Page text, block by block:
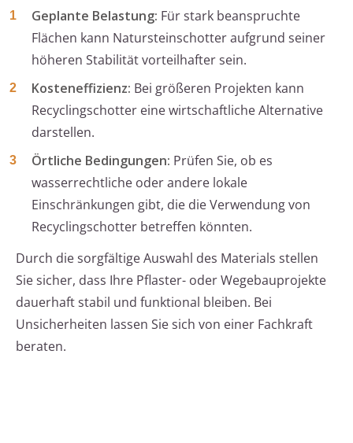
Geplante Belastung: Für stark beanspruchte
Flächen kann Natursteinschotter aufgrund seiner
höheren Stabilität vorteilhafter sein.
Kosteneffizienz: Bei größeren Projekten kann
Recyclingschotter eine wirtschaftliche Alternative
darstellen.
Örtliche Bedingungen: Prüfen Sie, ob es
wasserrechtliche oder andere lokale
Einschränkungen gibt, die die Verwendung von
Recyclingschotter betreffen könnten.
Durch die sorgfältige Auswahl des Materials stellen
Sie sicher, dass Ihre Pflaster- oder Wegebauprojekte
dauerhaft stabil und funktional bleiben. Bei
Unsicherheiten lassen Sie sich von einer Fachkraft
beraten.